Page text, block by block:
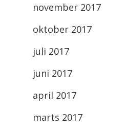
november 2017
oktober 2017
juli 2017
juni 2017
april 2017
marts 2017